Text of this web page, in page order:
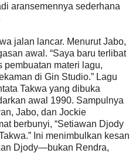
aransemennya sederhana
jalan lancar. Menurut Jabo,
awal. “Saya baru terlibat
pembuatan materi lagu,
di Gin Studio.” Lagu
Takwa yang dibuka
awal 1990. Sampulnya
Jabo, dan Jockie
berbunyi, “Setiawan Djody
Ini menimbulkan kesan
Djody—bukan Rendra,